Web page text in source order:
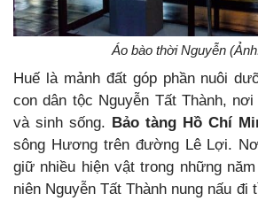
Áo bào thời Nguyễn
Huế là mảnh đất góp phần nuôi
con dân tộc Nguyễn Tất Thành,
và sinh sống. Bảo tàng Hồ Chí
sông Hương trên đường Lê Lợi.
giữ nhiều hiện vật trong những
niên Nguyễn Tất Thành nung nấu